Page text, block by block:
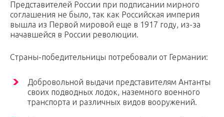
Представителей России при подписании мирного
соглашения не было, так как Российская империя
вышла из Первой мировой еще в 1917 году, из-за
начавшейся в России революции.
Страны-победительницы потребовали от Германии:
Добровольной выдачи представителям Антанты
своих подводных лодок, наземного военного
транспорта и различных видов вооружений.